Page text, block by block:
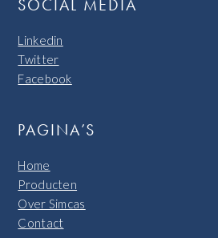
SOCIAL MEDIA
Linkedin
Twitter
Facebook
PAGINA’S
Home
Producten
Over Simcas
Contact